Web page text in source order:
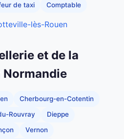
de taxi Comptable
lès-Rouen
et de la
Cherbourg-en-Cotentin
Rouvray Dieppe
Vernon